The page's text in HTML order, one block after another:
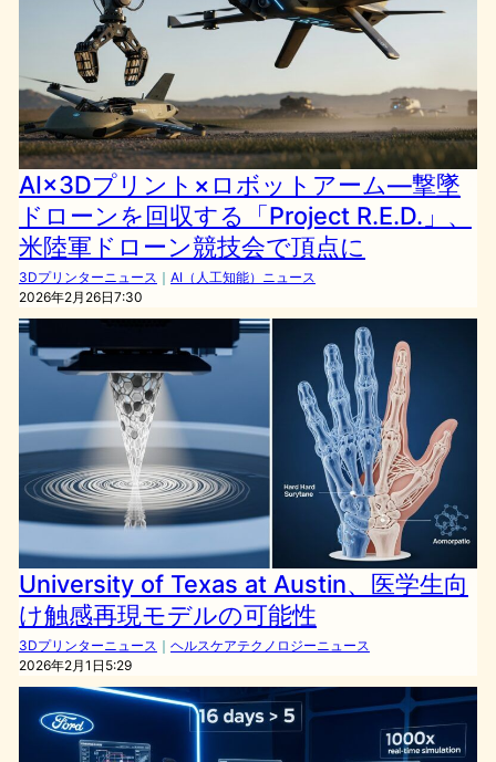
AI×3Dプリント×ロボットアーム—撃墜
ドローンを回収する「Project R.E.D.」、
米陸軍ドローン競技会で頂点に
3Dプリンターニュース ｜ AI（人工知能）ニュース
2026年2月26日7:30
University of Texas at Austin、医学生向
け触感再現モデルの可能性
3Dプリンターニュース ｜ ヘルスケアテクノロジーニュース
2026年2月1日5:29